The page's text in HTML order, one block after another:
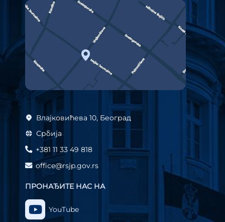
Влајковићева 10, Београд
Србија
+381 11 33 49 818
office@rsjp.gov.rs
ПРОНАЂИТЕ НАС НА
YouTube